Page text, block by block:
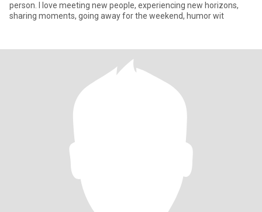
person. I love meeting new people, experiencing new horizons,
sharing moments, going away for the weekend, humor wit